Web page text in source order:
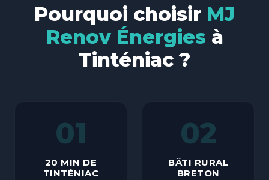
Pourquoi choisir MJ
Renov Énergies à
Tinténiac ?
01
20 MIN DE
TINTÉNIAC
02
BÂTI RURAL
BRETON